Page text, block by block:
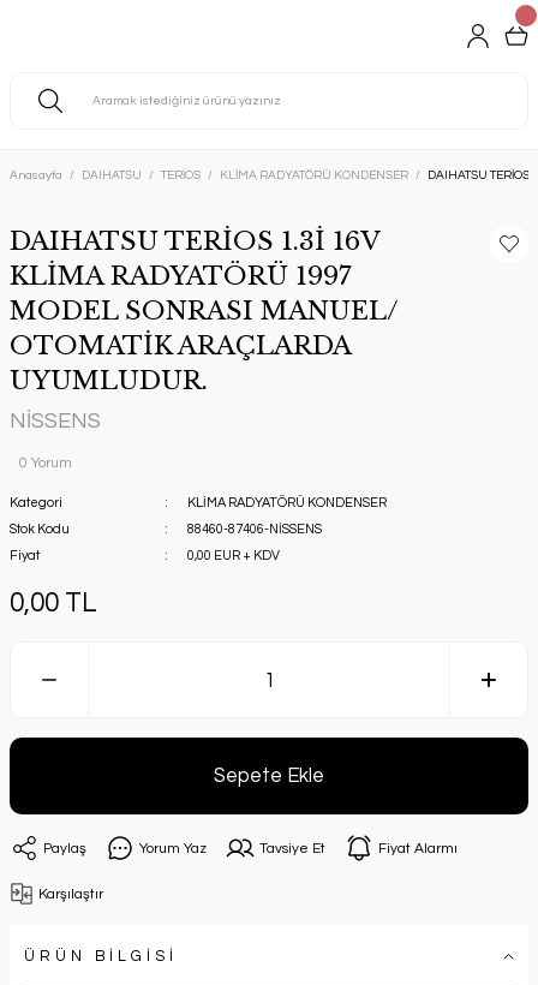
Anasayfa DAIHATSU TERİOS KLİMA RADYATÖRÜ KONDENSER DAIHATSU
DAIHATSU TERİOS 1.3İ 16V
KLİMA RADYATÖRÜ 1997
MODEL SONRASI MANUEL/
OTOMATİK ARAÇLARDA
UYUMLUDUR.
NİSSENS
0 Yorum
Kategori
KLİMA RADYATÖRÜ KONDENSER
Stok Kodu
88460-87406-NİSSENS
Fiyat
0,00 EUR + KDV
0,00 TL
Sepete Ekle
Paylaş Yorum Yaz Tavsiye Et Fiyat Alarmı
Karşılaştır
ÜRÜN BİLGİSİ